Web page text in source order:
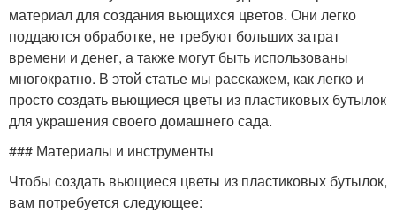
материал для создания вьющихся цветов. Они легко
поддаются обработке, не требуют больших затрат
времени и денег, а также могут быть использованы
многократно. В этой статье мы расскажем, как легко и
просто создать вьющиеся цветы из пластиковых бутылок
для украшения своего домашнего сада.
### Материалы и инструменты
Чтобы создать вьющиеся цветы из пластиковых бутылок,
вам потребуется следующее: